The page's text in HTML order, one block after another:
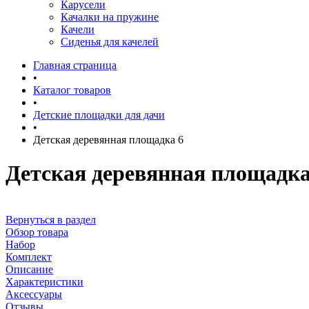
Карусели
Качалки на пружине
Качели
Сиденья для качелей
Главная страница
•
Каталог товаров
•
Детские площадки для дачи
•
Детская деревянная площадка 6
Детская деревянная
Вернуться в раздел
Обзор товара
Набор
Комплект
Описание
Характеристики
Аксессуары
Отзывы